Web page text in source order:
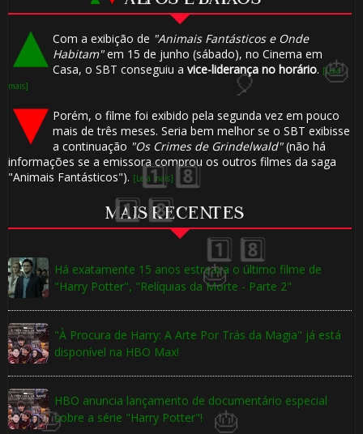
Com a exibição de "Animais Fantásticos e Onde
Habitam"em 15 de junho (sábado), no Cinema em
Casa, o SBT conseguiu a vice-liderança no horário. [Leia
mais]
Porém, o filme foi exibido pela segunda vez em pouco
mais de três meses. Seria bem melhor se o SBT exibisse
a continuação "Os Crimes de Grindelwald"(não há
informações se a emissora comprou os outros filmes da saga
"Animais Fantásticos"). [Leia mais]
MAIS RECENTES
Há exatamente 15 anos estreava o último filme de
"Harry Potter", "Relíquias da Morte - Parte 2"
"À Procura de Harry: A Arte Por Trás da Magia" já está
disponível na HBO Max!
HBO anuncia lançamento de documentário especial
sobre a série "Harry Potter"!
🎈
🎈